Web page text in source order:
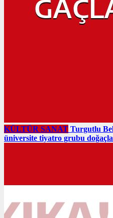
KÜLTÜR SANAT Turgutlu
üniversite tiyatro grubu